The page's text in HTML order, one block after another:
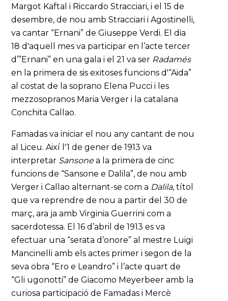
Margot Kaftal i Riccardo Stracciari, i el 15 de
desembre, de nou amb Stracciari i Agostinelli,
va cantar “Ernani” de Giuseppe Verdi. El dia
18 d'aquell mes va participar en l’acte tercer
d’”Ernani” en una gala i el 21 va ser Radamés
en la primera de sis exitoses funcions d'“Aida”
al costat de la soprano Elena Pucci i les
mezzosopranos Maria Verger i la catalana
Conchita Callao.
Famadas va iniciar el nou any cantant de nou
al Liceu. Així l'1 de gener de 1913 va
interpretar Sansonea la primera de cinc
funcions de “Sansone e Dalila”, de nou amb
Verger i Callao alternant-se com a Dalila, títol
que va reprendre de nou a partir del 30 de
març, ara ja amb Virginia Guerrini com a
sacerdotessa. El 16 d’abril de 1913 es va
efectuar una “serata d’onore” al mestre Luigi
Mancinelli amb els actes primer i segon de la
seva obra “Ero e Leandro” i l’acte quart de
“Gli ugonotti” de Giacomo Meyerbeer amb la
curiosa participació de Famadas i Mercè